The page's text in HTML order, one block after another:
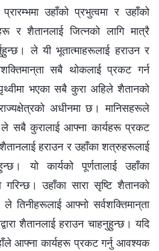
उहाँको प्रभुत्वमा र उहाँको
र शैतानलाई जित्‍नको लागि मात्रै
ले यी भूतात्‍माहरूलाई हराउन र
सबै थोकलाई प्रकट गर्न
भएका सबै कुरा अहिले शैतानको
अधीनमा छ। मानिसहरूले
सबै कुरालाई आफ्‍ना कार्यहरू प्रकट
शैतानलाई हराउन र उहाँका शत्रुहरूलाई
यो कार्यको पूर्णतालाई उहाँका
गरिन्छ। उहाँका सारा सृष्टि शैतानको
तिनीहरूलाई आफ्‍नो सर्वशक्तिमान्‌ता
शैतानलाई हराउन चाहनुहुन्छ। यदि
आफ्‍ना कार्यहरू प्रकट गर्नु आवश्यक